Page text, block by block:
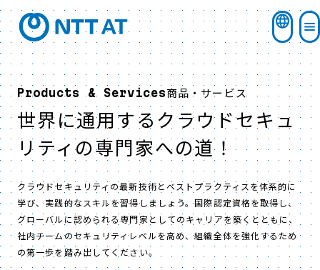
Products & Services商品・サービス
世界に通用するクラウドセキュ
リティの専門家への道！
クラウドセキュリティの最新技術とベストプラクティスを体系的に
学び、実践的なスキルを習得しましょう。国際認定資格を取得し、
グローバルに認められる専門家としてのキャリアを築くとともに、
社内チームのセキュリティレベルを高め、組織全体を強化するため
の第一歩を踏み出してください。